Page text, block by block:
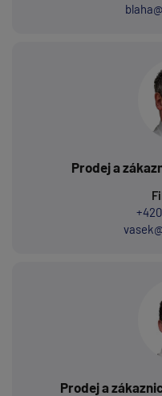
Prodej a
Prodej a